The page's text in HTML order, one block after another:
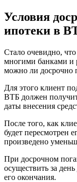
Условия
ипотеки в
Стало очевидно,
многими банками и
можно ли досрочно
Для этого клиент
ВТБ должен
даты внесения
После того, как
будет пересмотрен
произведено
При досрочном
осуществить за
его окончания.